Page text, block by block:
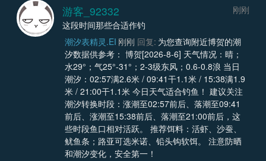
游客_92332
刚刚
这段时间那些合适作钓
潮汐表精灵.EI 刚刚 回复: 为您查询附近博贺的潮
汐数据供参考： 博贺[2026-8-6] 天气情况：晴；
水29°；气25°-31°；2-3级东风；0.6-0.8浪 当日
潮汐：02:57满2.6米 / 09:41干1.1米 / 15:38满1.9
米 / 21:00干1.1米 今日天气适合钓鱼！ 建议关注
潮汐转换时段：涨潮至02:57前后、落潮至09:41
前后、涨潮至15:38前后、落潮至21:00前后，这
些时段鱼口相对活跃。 推荐饵料：活虾、沙蚕、
鱿鱼条；路亚可选米诺、铅头钩软饵。 注意防晒
和潮汐变化，安全第一！